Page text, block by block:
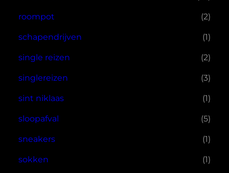
roompot (2)
schapendrijven (1)
single reizen (2)
singlereizen (3)
sint niklaas (1)
sloopafval (5)
sneakers (1)
sokken (1)